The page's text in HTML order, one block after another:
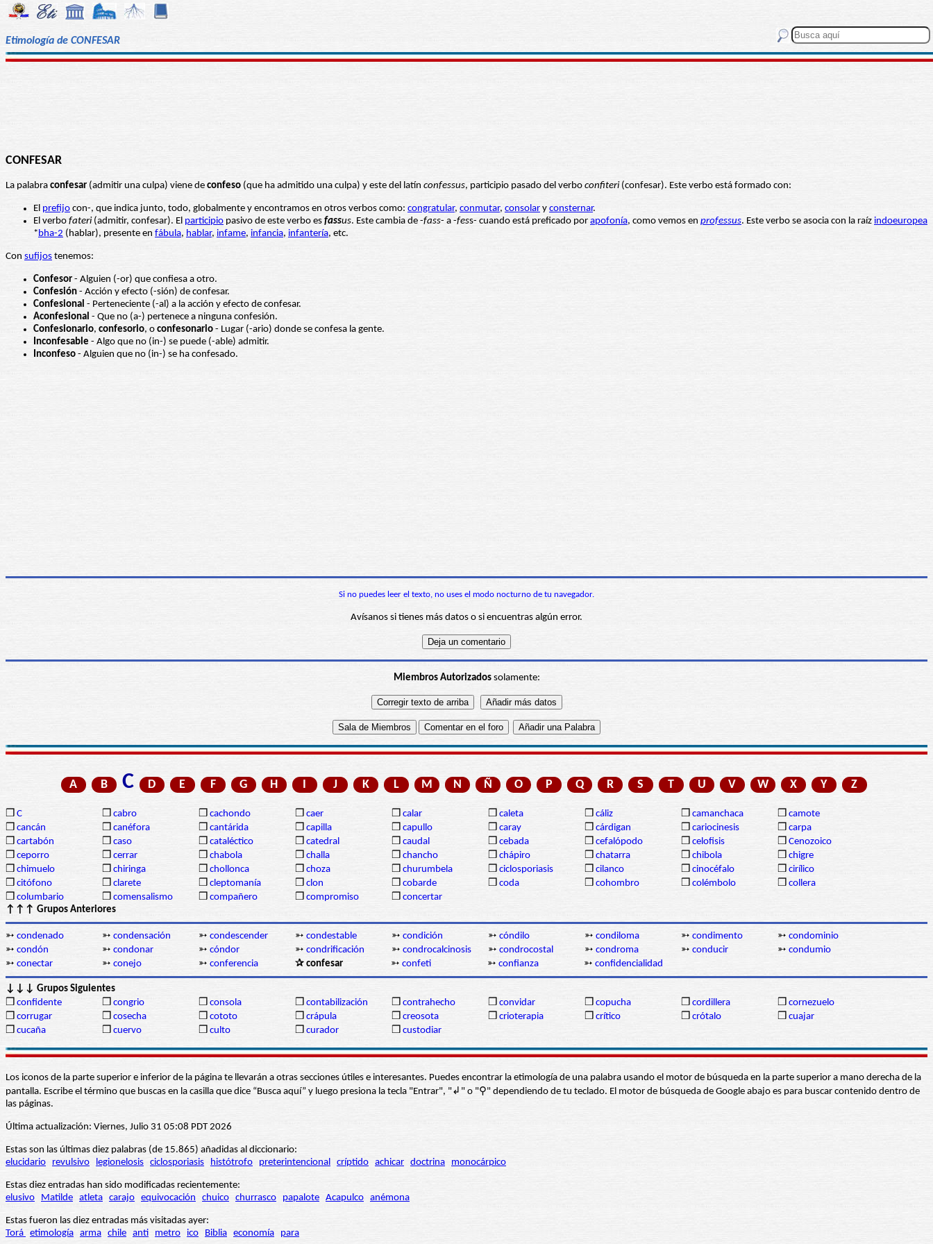
Etimología de CONFESAR
CONFESAR
La palabra confesar (admitir una culpa) viene de confeso (que ha admitido una culpa) y este del latín confessus, participio pasado del verbo confiteri(confesar). Este verbo está formado con:
El prefijo con-, que indica junto, todo, globalmente y encontramos en otros verbos como: congratular, conmutar, consolar y consternar.
El verbo fateri(admitir, confesar). El participio pasivo de este verbo es fassus. Este cambia de -fass- a -fess- cuando está preficado por apofonía, como vemos en professus. Este verbo se asocia con la raíz indoeuropea
*bha-2 (hablar), presente en fábula, hablar, infame, infancia, infantería, etc.
Con sufijos tenemos:
Confesor - Alguien (-or) que confiesa a otro.
Confesión - Acción y efecto (-sión) de confesar.
Confesional - Perteneciente (-al) a la acción y efecto de confesar.
Aconfesional - Que no (a-) pertenece a ninguna confesión.
Confesionario, confesorio, o confesonario - Lugar (-ario) donde se confesa la gente.
Inconfesable - Algo que no (in-) se puede (-able) admitir.
Inconfeso - Alguien que no (in-) se ha confesado.
Si no puedes leer el texto, no uses el modo nocturno de tu navegador.
Avísanos si tienes más datos o si encuentras algún error.
Miembros Autorizadossolamente:
A B C D E F G H I J K L M N Ñ O P Q R S T U V W X Y Z
❒ C ❒ cabro ❒ cachondo ❒ caer ❒ calar ❒ caleta ❒ cáliz ❒ camanchaca ❒ camote
❒ cancán ❒ canéfora ❒ cantárida ❒ capilla ❒ capullo ❒ caray ❒ cárdigan ❒ cariocinesis ❒ carpa
❒ cartabón ❒ caso ❒ cataléctico ❒ catedral ❒ caudal ❒ cebada ❒ cefalópodo ❒ celofisis ❒ Cenozoico
❒ ceporro ❒ cerrar ❒ chabola ❒ challa ❒ chancho ❒ chápiro ❒ chatarra ❒ chibola ❒ chigre
❒ chimuelo ❒ chiringa ❒ chollonca ❒ choza ❒ churumbela ❒ ciclosporiasis ❒ cilanco ❒ cinocéfalo ❒ cirílico
❒ citófono ❒ clarete ❒ cleptomanía ❒ clon ❒ cobarde ❒ coda ❒ cohombro ❒ colémbolo ❒ collera
❒ columbario ❒ comensalismo ❒ compañero ❒ compromiso ❒ concertar
↑↑↑ Grupos Anteriores
➳ condenado ➳ condensación ➳ condescender ➳ condestable ➳ condición ➳ cóndilo ➳ condiloma ➳ condimento ➳ condominio
➳ condón ➳ condonar ➳ cóndor ➳ condrificación ➳ condrocalcinosis ➳ condrocostal ➳ condroma ➳ conducir ➳ condumio
➳ conectar ➳ conejo ➳ conferencia ✰ confesar ➳ confeti ➳ confianza ➳ confidencialidad
↓↓↓ Grupos Siguientes
❒ confidente ❒ congrio ❒ consola ❒ contabilización ❒ contrahecho ❒ convidar ❒ copucha ❒ cordillera ❒ cornezuelo
❒ corrugar ❒ cosecha ❒ cototo ❒ crápula ❒ creosota ❒ crioterapia ❒ crítico ❒ crótalo ❒ cuajar
❒ cucaña ❒ cuervo ❒ culto ❒ curador ❒ custodiar
Los iconos de la parte superior e inferior de la página te llevarán a otras secciones útiles e interesantes. Puedes encontrar la etimología de una palabra usando el motor de búsqueda en la parte superior a mano derecha de la
pantalla. Escribe el término que buscas en la casilla que dice “Busca aquí” y luego presiona la tecla "Entrar", "↲" o "⚲" dependiendo de tu teclado. El motor de búsqueda de Google abajo es para buscar contenido dentro de
las páginas.
Última actualización: Viernes, Julio 31 05:08 PDT 2026
Estas son las últimas diez palabras (de 15.865) añadidas al diccionario:
elucidario
revulsivo legionelosis ciclosporiasis histótrofo preterintencional críptido achicar doctrina monocárpico
Estas diez entradas han sido modificadas recientemente:
elusivo
Matilde atleta carajo equivocación chuico churrasco papalote Acapulco anémona
Estas fueron las diez entradas más visitadas ayer:
Torá etimología arma chile anti metro ico Biblia economía para